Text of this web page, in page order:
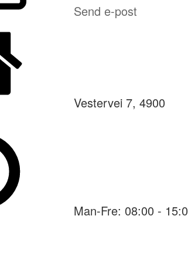
Send e-post
Vestervei 7, 4900
Man-Fre: 08:00 -